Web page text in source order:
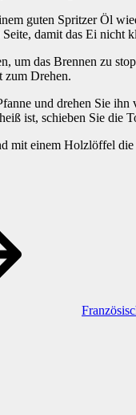
guten Spritzer Öl
damit das Ei nicht
um das Brennen zu
zum Drehen.
und drehen Sie
ist, schieben Sie die
mit einem Holzlöffel